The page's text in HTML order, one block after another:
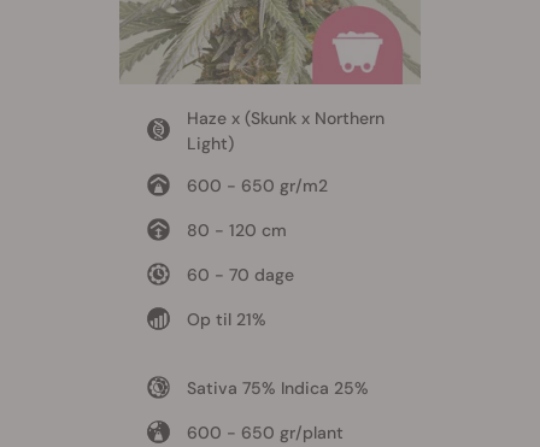
Haze x (Skunk x Northern
Light)
600 - 650 gr/m2
80 - 120 cm
60 - 70 dage
Op til 21%
Sativa 75% Indica 25%
600 - 650 gr/plant